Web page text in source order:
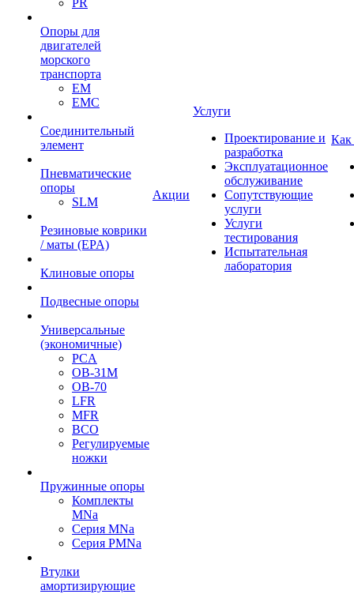
PR
Опоры для
двигателей
морского
транспорта
EM
EMC
Cоединительный
элемент
Пневматические
опоры
SLM
Резиновые коврики
/ маты (EPA)
Клиновые опоры
Подвесные опоры
Универсальные
(экономичные)
PCA
ОВ-31М
OB-70
LFR
MFR
ВСО
Регулируемые
ножки
Пружинные опоры
Комплекты
MNa
Серия MNa
Серия PMNa
Втулки
амортизирующие
Акции
Услуги
Проектирование и
разработка
Эксплуатационное
обслуживание
Сопутствующие
услуги
Услуги
тестирования
Испытательная
лаборатория
Как